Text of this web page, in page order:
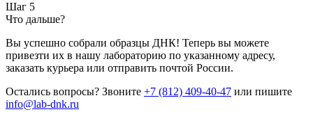
Шаг 5
Что дальше?
Вы успешно собрали образцы ДНК! Теперь вы можете
привезти их в нашу лабораторию по указанному адресу,
заказать курьера или отправить почтой России.
Остались вопросы? Звоните +7 (812) 409-40-47 или пишите
info@lab-dnk.ru